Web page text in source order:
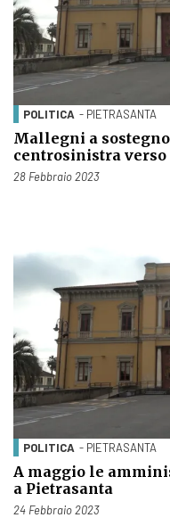
POLITICA - PIETRASANTA
Mallegni a
centrosinistra verso
Pubblicato il
28 Febbraio 2023
POLITICA - PIETRASANTA
A maggio le
a Pietrasanta
Pubblicato il
24 Febbraio 2023